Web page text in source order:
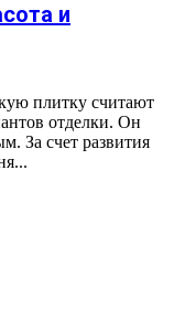
и
плитку считают
отделки. Он
За счет развития